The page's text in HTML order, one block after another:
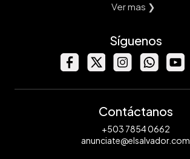
Ver mas ❯
Síguenos
Contáctanos
+503 7854 0662
anunciate@elsalvador.com